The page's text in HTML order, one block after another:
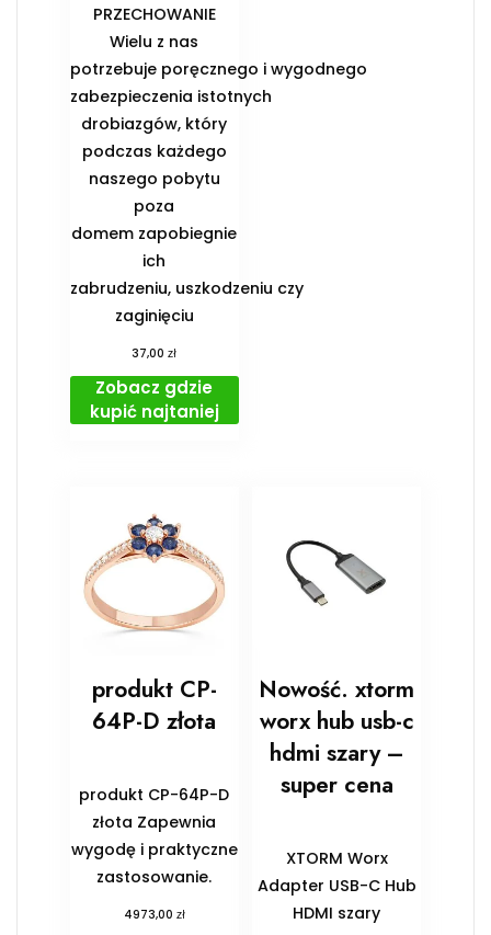
PRZECHOWANIE️
Wielu z nas
potrzebuje poręcznego i wygodnego
zabezpieczenia istotnych
drobiazgów, który
podczas każdego
naszego pobytu
poza
domem zapobiegnie
ich
zabrudzeniu, uszkodzeniu czy
zaginięciu
37,00zł
Zobacz gdzie
kupić najtaniej
produkt CP-
64P-D złota
produkt CP-64P-D
złota Zapewnia
wygodę i praktyczne
zastosowanie.
4973,00 zł
Nowość. xtorm
worx hub usb-c
hdmi szary –
super cena
XTORM Worx
Adapter USB-C Hub
HDMI szary